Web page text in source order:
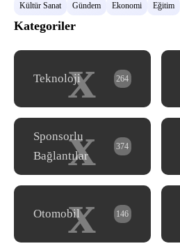
Kültür Sanat
Gündem Ekonomi Eğitim
Kategoriler
x
Teknoloji 264
x
Sponsorlu
Bağlantılar
374
x
Otomobil 146